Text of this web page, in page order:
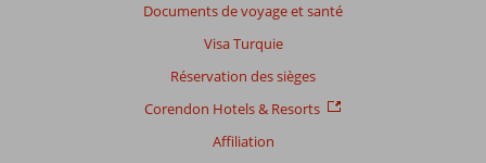
Documents de voyage et santé
Visa Turquie
Réservation des sièges
Corendon Hotels & Resorts
Affiliation